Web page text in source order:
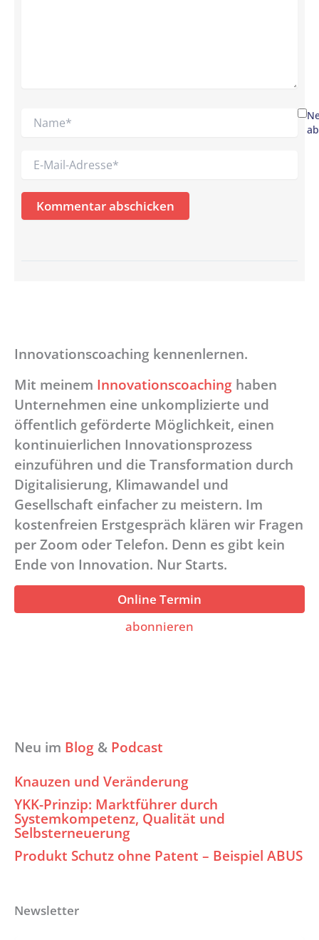
Mail-
Innovationscoaching kennenlernen.
Mit meinem Innovationscoaching haben
Unternehmen eine unkomplizierte und
öffentlich geförderte Möglichkeit, einen
kontinuierlichen Innovationsprozess
einzuführen und die Transformation durch
Digitalisierung, Klimawandel und
Gesellschaft einfacher zu meistern. Im
kostenfreien Erstgespräch klären wir Fragen
per Zoom oder Telefon. Denn es gibt kein
Ende von Innovation. Nur Starts.
Online Termin
abonnieren
Neu im Blog & Podcast
Knauzen und Veränderung
YKK-Prinzip: Marktführer durch
Systemkompetenz, Qualität und
Selbsterneuerung
Produkt Schutz ohne Patent – Beispiel ABUS
Newsletter